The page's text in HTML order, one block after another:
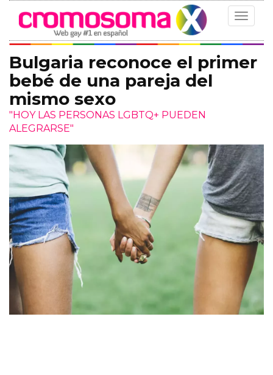
Toggle
Bulgaria reconoce el primer
bebé de una pareja del
mismo sexo
"HOY LAS PERSONAS LGBTQ+ PUEDEN
ALEGRARSE"